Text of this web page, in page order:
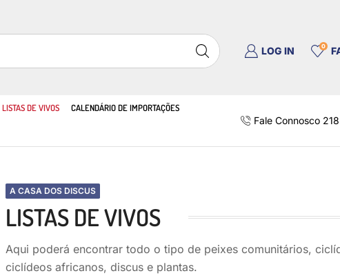
LOG IN 0
LISTAS DE VIVOS CALENDÁRIO DE IMPORTAÇÕES
Fale Connosco
A CASA DOS DISCUS
LISTAS DE VIVOS
Aqui poderá encontrar todo o tipo de peixes comunitários,
ciclídeos africanos, discus e plantas.